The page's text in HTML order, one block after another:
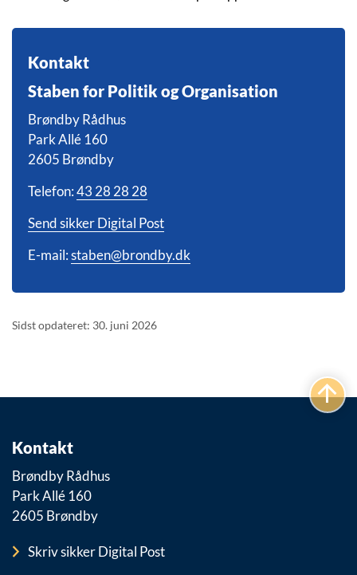
Kontakt
Staben for Politik og Organisation
Brøndby Rådhus
Park Allé 160
2605 Brøndby
Telefon:43 28 28 28
Send sikker Digital Post
E-mail:staben@brondby.dk
Sidst opdateret: 30. juni 2026
Kontakt
Brøndby Rådhus
Park Allé 160
2605 Brøndby
Skriv sikker Digital Post